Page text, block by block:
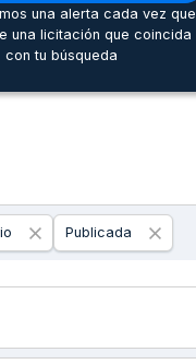
una alerta cada vez que
una licitación que coincida
con tu búsqueda
Publicada